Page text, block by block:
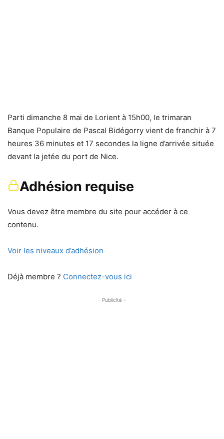
Parti dimanche 8 mai de Lorient à 15h00, le trimaran
Banque Populaire de Pascal Bidégorry vient de franchir à 7
heures 36 minutes et 17 secondes la ligne d’arrivée située
devant la jetée du port de Nice.
Adhésion requise
Vous devez être membre du site pour accéder à ce
contenu.
Voir les niveaux d’adhésion
Déjà membre ? Connectez-vous ici
- Publicité -